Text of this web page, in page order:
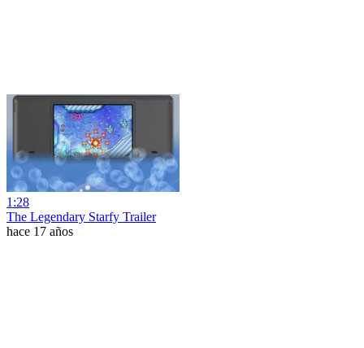
1:28
The Legendary Starfy Trailer
hace 17 años